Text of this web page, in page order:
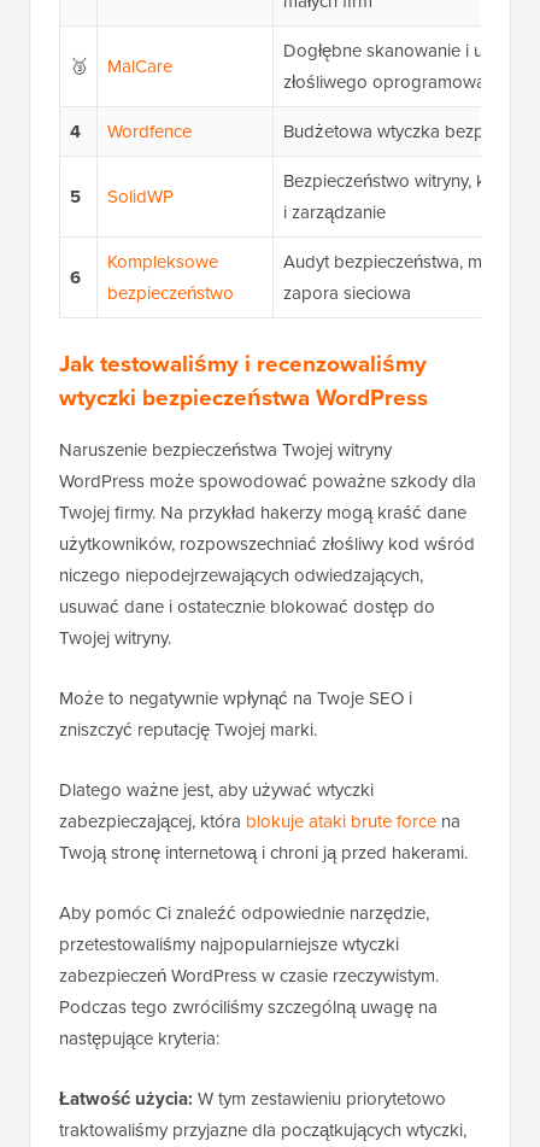
🥉 MalCare
Dogłębne skanowanie i
złośliwego oprogramowania
4
Wordfence Budżetowa wtyczka
5 SolidWP
Bezpieczeństwo witryny, kopie
i zarządzanie
6
Kompleksowe
bezpieczeństwo
Audyt bezpieczeństwa,
zapora sieciowa
Jak testowaliśmy i recenzowaliśmy
wtyczki bezpieczeństwa WordPress
Naruszenie bezpieczeństwa Twojej witryny
WordPress może spowodować poważne szkody dla
Twojej firmy. Na przykład hakerzy mogą kraść dane
użytkowników, rozpowszechniać złośliwy kod wśród
niczego niepodejrzewających odwiedzających,
usuwać dane i ostatecznie blokować dostęp do
Twojej witryny.
Może to negatywnie wpłynąć na Twoje SEO i
zniszczyć reputację Twojej marki.
Dlatego ważne jest, aby używać wtyczki
zabezpieczającej, która blokuje ataki brute force na
Twoją stronę internetową i chroni ją przed hakerami.
Aby pomóc Ci znaleźć odpowiednie narzędzie,
przetestowaliśmy najpopularniejsze wtyczki
zabezpieczeń WordPress w czasie rzeczywistym.
Podczas tego zwróciliśmy szczególną uwagę na
następujące kryteria:
Łatwość użycia: W tym zestawieniu priorytetowo
traktowaliśmy przyjazne dla początkujących wtyczki,